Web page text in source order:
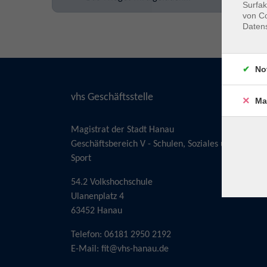
vhs Geschäftsstelle
Magistrat der Stadt Hanau
Geschäftsbereich V - Schulen, Soziales und
Sport
54.2 Volkshochschule
Ulanenplatz 4
63452 Hanau
Telefon: 06181 2950 2192
E-Mail: fit@vhs-hanau.de
von